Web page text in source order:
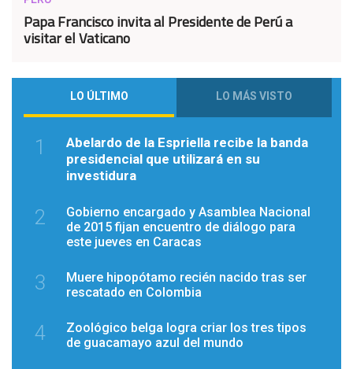
Papa Francisco invita al Presidente de Perú a
visitar el Vaticano
LO ÚLTIMO LO MÁS VISTO
1
Abelardo de la Espriella recibe la banda
presidencial que utilizará en su
investidura
2
Gobierno encargado y Asamblea Nacional
de 2015 fijan encuentro de diálogo para
este jueves en Caracas
3
Muere hipopótamo recién nacido tras ser
rescatado en Colombia
4
Zoológico belga logra criar los tres tipos
de guacamayo azul del mundo